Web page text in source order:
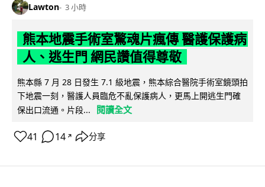
Lawton 3 小時
熊本地震手術室驚魂片瘋傳 醫護保護病
人、逃生門 網民讚值得尊敬
熊本縣 7 月 28 日發生 7.1 級地震，熊本綜合醫院手術室鏡頭拍
下地震一刻，醫護人員臨危不亂保護病人，更馬上開逃生門確
保出口流通。片段...
閱讀全文
41 14 ↗ 分享